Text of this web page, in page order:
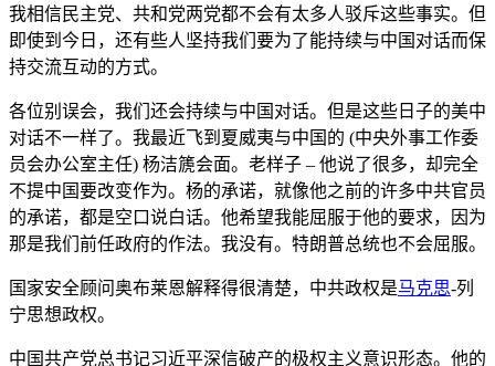
我相信民主党、共和党两党都不会有太多人驳斥这些事实。但
即使到今日，还有些人坚持我们要为了能持续与中国对话而保
持交流互动的方式。
各位别误会，我们还会持续与中国对话。但是这些日子的美中
对话不一样了。我最近飞到夏威夷与中国的 (中央外事工作委
员会办公室主任) 杨洁篪会面。老样子 – 他说了很多，却完全
不提中国要改变作为。杨的承诺，就像他之前的许多中共官员
的承诺，都是空口说白话。他希望我能屈服于他的要求，因为
那是我们前任政府的作法。我没有。特朗普总统也不会屈服。
国家安全顾问奥布莱恩解释得很清楚，中共政权是马克思-列
宁思想政权。
中国共产党总书记习近平深信破产的极权主义意识形态。他的